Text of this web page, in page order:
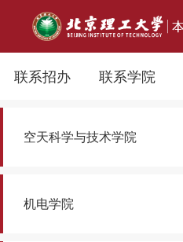
联系招办 联系学院
空天科学与技术学院
机电学院